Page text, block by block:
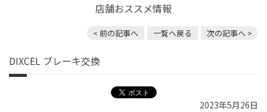
店舗おススメ情報
< 前の記事へ 一覧へ戻る 次の記事へ >
DIXCEL ブレーキ交換
2023年5月26日